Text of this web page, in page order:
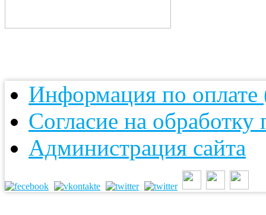
Информация по оплате
Согласие на
Администрация сайта